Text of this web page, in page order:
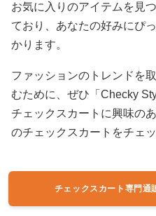
お気に入りのアイテムを見
ており、あなたの好みにぴ
かります。
ファッションのトレンドを
むために、ぜひ「Checky
チェックスカートに興味の
のチェックスカートをチェ
チェックスカート専門